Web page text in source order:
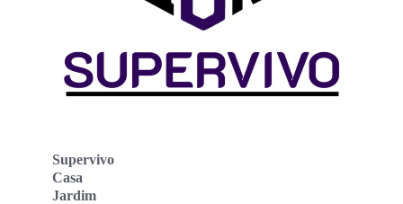
Supervivo
Casa
Jardim